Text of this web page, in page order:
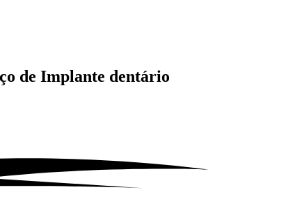
de Implante dentário